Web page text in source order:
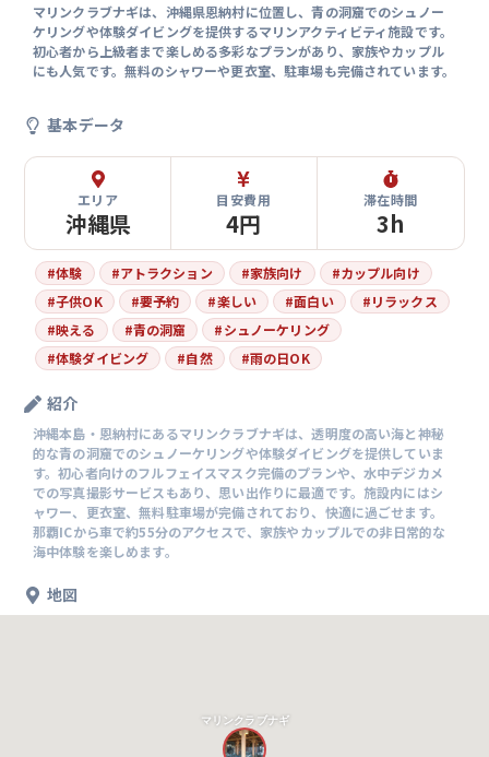
マリンクラブナギは、沖縄県恩納村に位置し、青の洞窟でのシュノー
ケリングや体験ダイビングを提供するマリンアクティビティ施設です。
初心者から上級者まで楽しめる多彩なプランがあり、家族やカップル
にも人気です。無料のシャワーや更衣室、駐車場も完備されています。
基本データ
エリア
沖縄県
目安費用
4円
滞在時間
3h
#体験 #アトラクション #家族向け #カップル向け
#子供OK #要予約 #楽しい #面白い #リラックス
#映える #青の洞窟 #シュノーケリング
#体験ダイビング #自然 #雨の日OK
紹介
沖縄本島・恩納村にあるマリンクラブナギは、透明度の高い海と神秘
的な青の洞窟でのシュノーケリングや体験ダイビングを提供していま
す。初心者向けのフルフェイスマスク完備のプランや、水中デジカメ
での写真撮影サービスもあり、思い出作りに最適です。施設内にはシ
ャワー、更衣室、無料駐車場が完備されており、快適に過ごせます。
那覇ICから車で約55分のアクセスで、家族やカップルでの非日常的な
海中体験を楽しめます。
地図
マリンクラブナギ